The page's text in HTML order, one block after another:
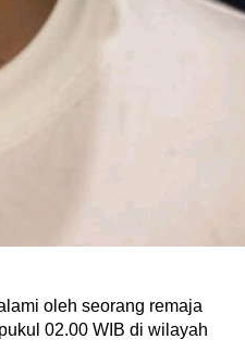
oleh seorang remaja
02.00 WIB di wilayah